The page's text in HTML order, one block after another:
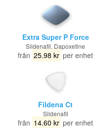
Extra Super P Force
Sildenafil, Dapoxetine
från 25.98 kr per enhet
Fildena Ct
Sildenafil
från 14.60 kr per enhet